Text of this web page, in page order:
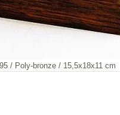
/ Poly-bronze / 15,5x18x11 cm